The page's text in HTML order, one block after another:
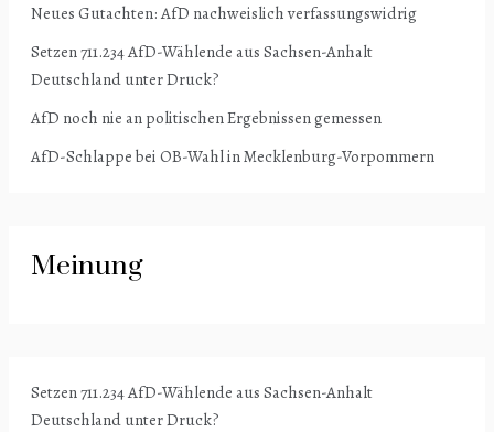
Neues Gutachten: AfD nachweislich verfassungswidrig
Setzen 711.234 AfD-Wählende aus Sachsen-Anhalt
Deutschland unter Druck?
AfD noch nie an politischen Ergebnissen gemessen
AfD-Schlappe bei OB-Wahl in Mecklenburg-Vorpommern
Meinung
Setzen 711.234 AfD-Wählende aus Sachsen-Anhalt
Deutschland unter Druck?